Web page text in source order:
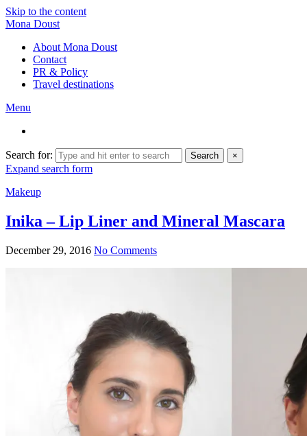
Skip to the content
Mona Doust
About Mona Doust
Contact
PR & Policy
Travel destinations
Menu
Search for: Search ×
Expand search form
Makeup
Inika – Lip Liner and Mineral Mascara
December 29, 2016 No Comments